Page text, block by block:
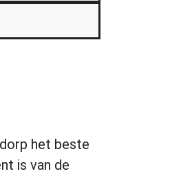
het beste
is van de